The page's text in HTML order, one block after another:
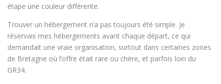
étape une couleur différente.
Trouver un hébergement n’a pas toujours été simple. Je
réservais mes hébergements avant chaque départ, ce qui
demandait une vraie organisation, surtout dans certaines zones
de Bretagne où l’offre était rare ou chère, et parfois loin du
GR34.